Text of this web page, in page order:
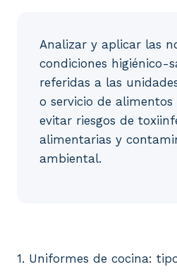
Analizar y aplicar las
condiciones higiénico-
referidas a las
o servicio de
evitar riesgos de
alimentarias y
ambiental.
1. Uniformes de cocina: